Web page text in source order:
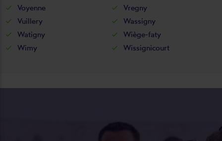
Voyenne
Vregny
Vuillery
Wassigny
Watigny
Wiège-faty
Wimy
Wissignicourt